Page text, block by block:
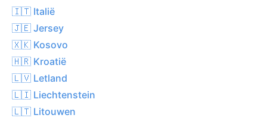
🇮🇹 Italië
🇯🇪 Jersey
🇽🇰 Kosovo
🇭🇷 Kroatië
🇱🇻 Letland
🇱🇮 Liechtenstein
🇱🇹 Litouwen